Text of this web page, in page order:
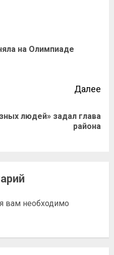
на Олимпиаде
Далее
людей» задал глава
района
вам необходимо